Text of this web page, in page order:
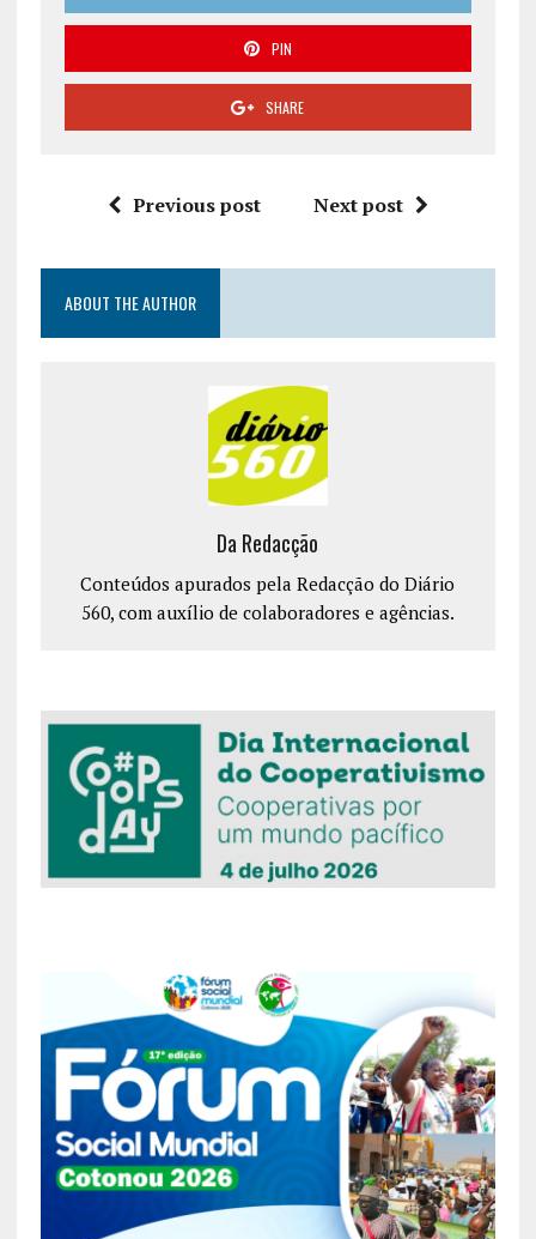
PIN
SHARE
Previous post Next post
ABOUT THE AUTHOR
Da Redacção
Conteúdos apurados pela Redacção do Diário
560, com auxílio de colaboradores e agências.